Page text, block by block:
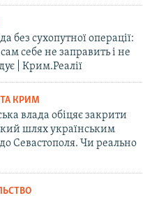
без сухопутної операції:
себе не заправить і не
| Крим.Реалії
ТА КРИМ
влада обіцяє закрити
шлях українським
Севастополя. Чи реально